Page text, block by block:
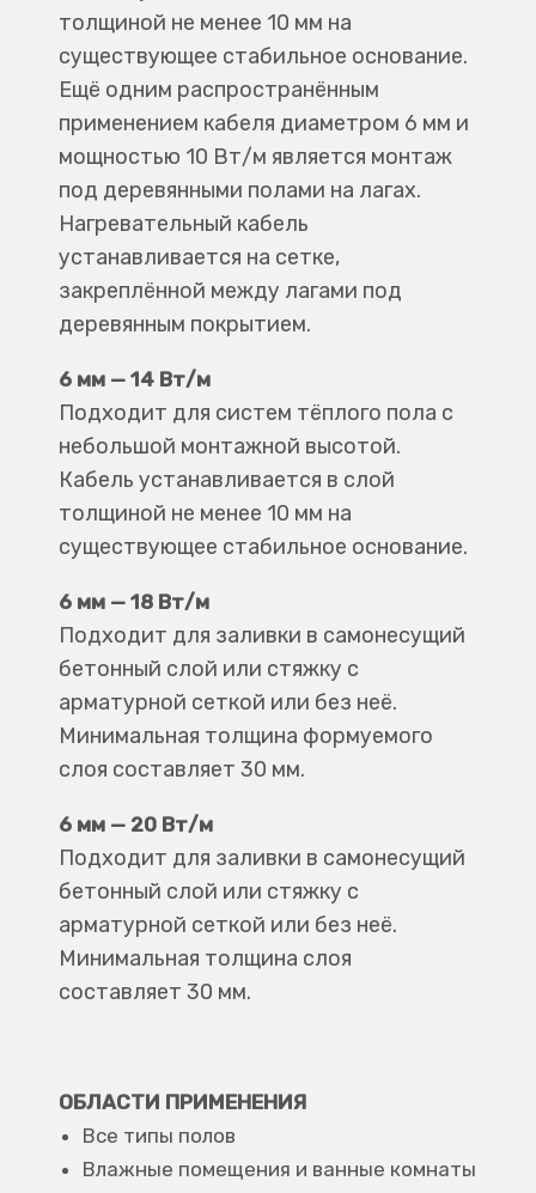
толщиной не менее 10 мм на
существующее стабильное основание.
Ещё одним распространённым
применением кабеля диаметром 6 мм и
мощностью 10 Вт/м является монтаж
под деревянными полами на лагах.
Нагревательный кабель
устанавливается на сетке,
закреплённой между лагами под
деревянным покрытием.
6 мм — 14 Вт/м
Подходит для систем тёплого пола с
небольшой монтажной высотой.
Кабель устанавливается в слой
толщиной не менее 10 мм на
существующее стабильное основание.
6 мм — 18 Вт/м
Подходит для заливки в самонесущий
бетонный слой или стяжку с
арматурной сеткой или без неё.
Минимальная толщина формуемого
слоя составляет 30 мм.
6 мм — 20 Вт/м
Подходит для заливки в самонесущий
бетонный слой или стяжку с
арматурной сеткой или без неё.
Минимальная толщина слоя
составляет 30 мм.
ОБЛАСТИ ПРИМЕНЕНИЯ
Все типы полов
Влажные помещения и ванные комнаты